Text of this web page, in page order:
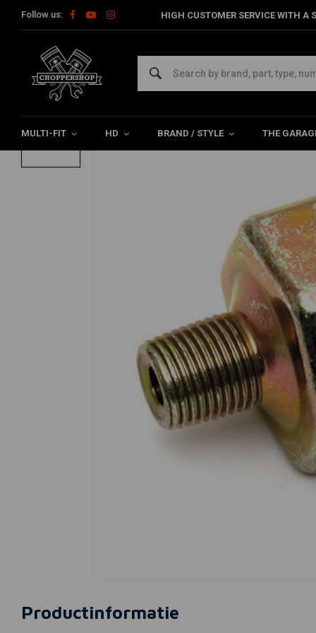
Follow us: HIGH CUSTOMER SERVICE WITH
MULTI-FIT HD BRAND / STYLE THE
Home HD Harley maintenance Brake parts Brake Pads
Brake Light Switch Hydraulic for Harley
4.5/5 (8 reviews)
Productinformatie